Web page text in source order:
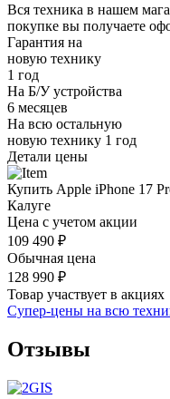
Вся техника в нашем
покупке вы получаете
Гарантия на
новую технику
1 год
На Б/У устройства
6 месяцев
На всю остальную
новую технику 1 год
Детали цены
Купить Apple iPhone 17
Калуге
Цена с учетом акции
109 490 ₽
Обычная цена
128 990 ₽
Товар участвует в акциях
Супер-цены на всю
Отзывы